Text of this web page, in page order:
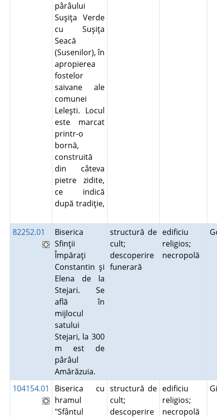
pârâului
Suşiţa Verde
cu Suşiţa
Seacă
(Susenilor), în
apropierea
fostelor
saivane ale
comunei
Leleşti. Locul
este marcat
printr-o
bornă,
construită
din câteva
pietre zidite,
ce indică
după tradiţie,
82252.01
Biserica
Sfinţii
Împăraţi
Constantin şi
Elena de la
Stejari. Se
află în
mijlocul
satului
Stejari, la 300
m est de
pârâul
Amărăzuia.
structură de
cult;
descoperire
funerară
edificiu
religios;
necropolă
104154.01
Biserica cu
hramul
"Sfântul
structură de
cult;
descoperire
edificiu
religios;
necropolă